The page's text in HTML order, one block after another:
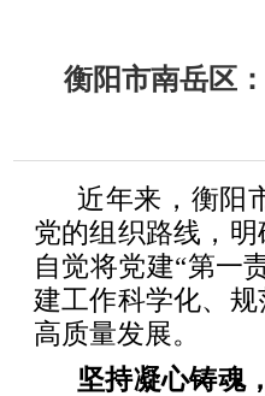
衡阳市南岳区
近年来，衡阳
党的组织路线，
自觉将党建“第一
建工作科学化、
高质量发展。
坚持凝心铸魂